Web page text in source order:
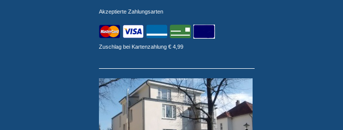
Akzeptierte Zahlungsarten
Zuschlag bei Kartenzahlung € 4,99